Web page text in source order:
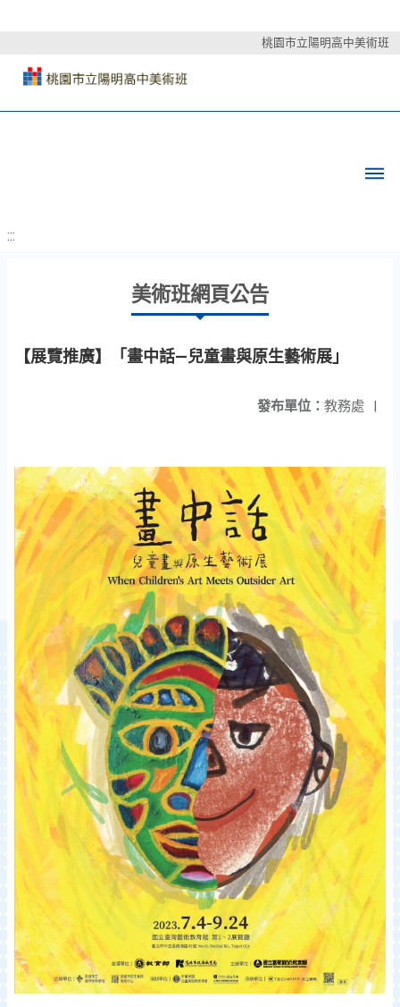
桃園市立陽明高中美術班
:::
美術班網頁公告
【展覽推廣】「畫中話—兒童畫與原生藝術展」
發布單位： 教務處 |